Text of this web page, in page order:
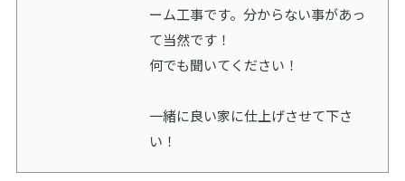
ーム工事です。分からない事があっ
て当然です！
何でも聞いてください！
一緒に良い家に仕上げさせて下さ
い！